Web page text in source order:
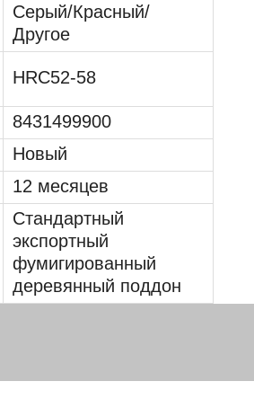
Серый/Красный/
Другое
HRC52-58
8431499900
Новый
12 месяцев
Стандартный
экспортный
фумигированный
деревянный поддон